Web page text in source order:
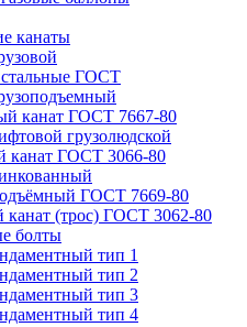
канаты
ГОСТ
канат ГОСТ 7667-80
грузолюдской
канат ГОСТ 3066-80
ГОСТ 7669-80
канат (трос) ГОСТ 3062-80
болты
тип 1
тип 2
тип 3
тип 4